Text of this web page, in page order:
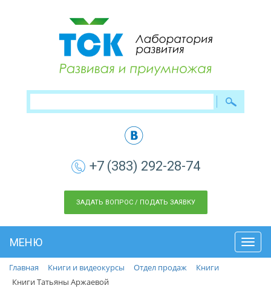
+7 (383) 292-28-74
ЗАДАТЬ ВОПРОС / ПОДАТЬ ЗАЯВКУ
МЕНЮ
Главная
Книги и видеокурсы Отдел продаж
Книги
Книги Татьяны Аржаевой